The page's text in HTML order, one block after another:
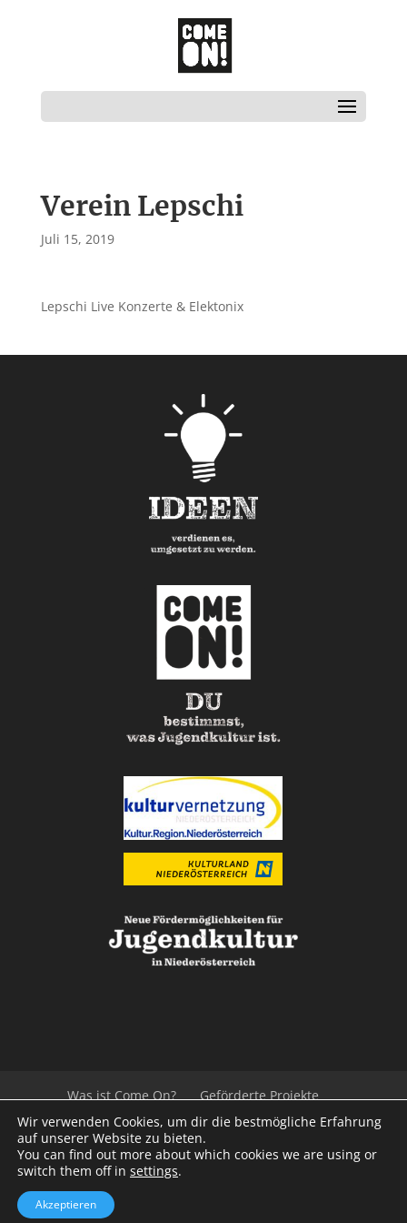
Verein Lepschi
Juli 15, 2019
Lepschi Live Konzerte & Elektonix
Was ist Come On?
Geförderte Projekte
Der Beirat
Impressum/Datenschutz
Links
Presse
© 2020Kulturvernetzung Niederösterreich
Wir verwenden Cookies, um dir die bestmögliche Erfahrung
auf unserer Website zu bieten.
You can find out more about which cookies we are using or
switch them off in settings.
Akzeptieren